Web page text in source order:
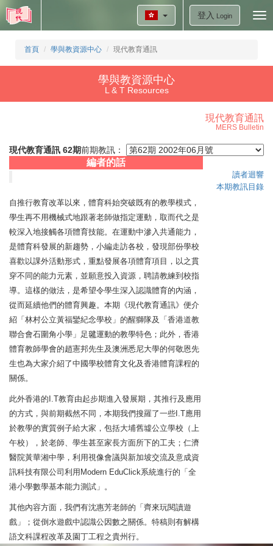
登入 Login
首頁 學與教資源中心 現代教育通訊
學與教資源中心
L & T Resources
現代教育通訊
MERS Bulletin
現代教育通訊 62期前期教訊：
編者的話
自推行教育改革以來，體育科始突破既有的教學模式，
學生再不用機械式地跟著老師做指定運動，取而代之是
較深入地接觸各項體育技能。在運動中滲入共通能力，
是體育科發展的新趨勢，小編走訪各校，發現部份學校
喜歡以課外活動形式，重點發展各項體育項目，以之貫
穿不同的能力元素，並願意投入資源，聘請教練到校指
導。這樣的做法，是希望令學生深入認識體育的內涵，
從而延續他們的體育興趣。本期《現代教育通訊》便介
紹「林村公立黃福鑾紀念學校」的醒獅隊及「香港道教
聯合會石圍角小學」足毽運動的教學特色；此外，香港
體育教師學會的趙憲邦先生及澳洲悉尼大學的何敬恩先
生也為大家介紹了中國學校體育文化及香港體育課程的
關係。
此外香港的I.T教育由起步期進入發展期，其推行及應用
的方式，與前期截然不同，本期我們搜羅了一些I.T應用
於教學的實質例子給大家，包括大埔舊墟公立學校（上
午校），於老師、學生甚至家長方面所下的工夫；仁濟
醫院黃華湘中學，利用視像會議與新加坡交流及意成資
訊科技有限公司利用Modern EduClick系統進行的「全
港小學數學基本能力測試」。
其他內容方面，我們有沈惠芳老師的「齊來玩閱讀遊
戲」；從倒水遊戲中認識公因數之關係。特稿則有解構
語文科課程改革及園丁工程之貴州行。
讀者迴響
本期教訊目錄